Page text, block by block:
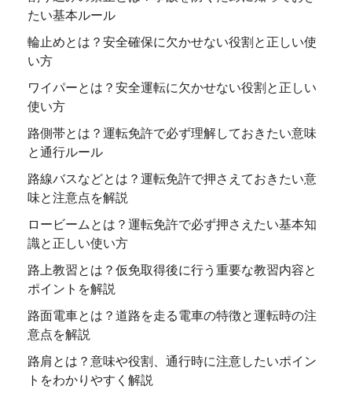
たい基本ルール
輪止めとは？安全確保に欠かせない役割と正しい使
い方
ワイパーとは？安全運転に欠かせない役割と正しい
使い方
路側帯とは？運転免許で必ず理解しておきたい意味
と通行ルール
路線バスなどとは？運転免許で押さえておきたい意
味と注意点を解説
ロービームとは？運転免許で必ず押さえたい基本知
識と正しい使い方
路上教習とは？仮免取得後に行う重要な教習内容と
ポイントを解説
路面電車とは？道路を走る電車の特徴と運転時の注
意点を解説
路肩とは？意味や役割、通行時に注意したいポイン
トをわかりやすく解説